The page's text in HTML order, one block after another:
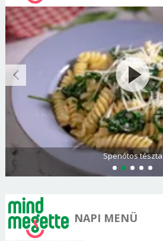
Spenótos tészta
NAPI MENÜ